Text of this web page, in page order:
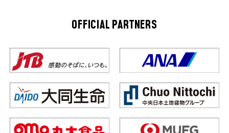
OFFICIAL PARTNERS